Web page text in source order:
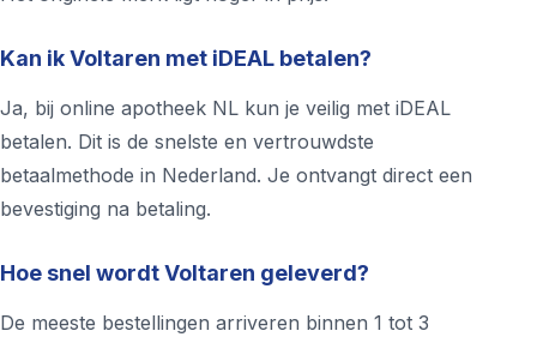
Kan ik Voltaren met iDEAL betalen?
Ja, bij online apotheek NL kun je veilig met iDEAL
betalen. Dit is de snelste en vertrouwdste
betaalmethode in Nederland. Je ontvangt direct een
bevestiging na betaling.
Hoe snel wordt Voltaren geleverd?
De meeste bestellingen arriveren binnen 1 tot 3